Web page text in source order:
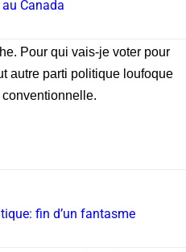
Canada
Pour qui vais-je voter pour
autre parti politique loufoque
conventionnelle.
fin d’un fantasme